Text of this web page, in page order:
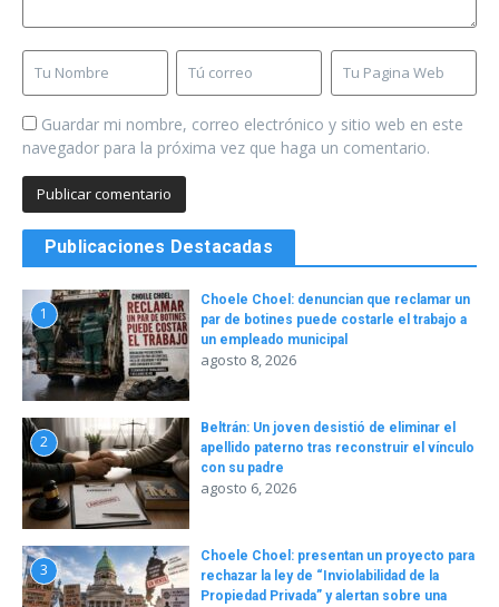
Guardar mi nombre, correo electrónico y sitio web en este
navegador para la próxima vez que haga un comentario.
Publicaciones Destacadas
1
Choele Choel: denuncian que reclamar un
par de botines puede costarle el trabajo a
un empleado municipal
agosto 8, 2026
2
Beltrán: Un joven desistió de eliminar el
apellido paterno tras reconstruir el vínculo
con su padre
agosto 6, 2026
3
Choele Choel: presentan un proyecto para
rechazar la ley de “Inviolabilidad de la
Propiedad Privada” y alertan sobre una